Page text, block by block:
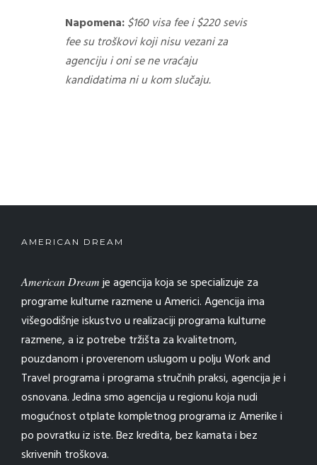
Napomena: $160 visa fee i $220 sevis
fee su troškovi koji nisu vezani za
agenciju i oni se ne vraćaju
kandidatima ni u kom slučaju.
AMERICAN DREAM
American Dreamje agencija koja se specializuje za
programe kulturne razmene u Americi. Agencija ima
višegodišnje iskustvo u realizaciji programa kulturne
razmene, a iz potrebe tržišta za kvalitetnom,
pouzdanom i proverenom uslugom u polju Work and
Travel programa i programa stručnih praksi, agencija je i
osnovana. Jedina smo agencija u regionu koja nudi
mogućnost otplate kompletnog programa iz Amerike i
po povratku iz iste. Bez kredita, bez kamata i bez
skrivenih troškova.